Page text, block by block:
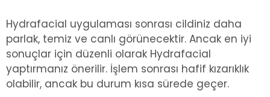
Hydrafacial uygulaması sonrası cildiniz daha
parlak, temiz ve canlı görünecektir. Ancak en iyi
sonuçlar için düzenli olarak Hydrafacial
yaptırmanız önerilir. İşlem sonrası hafif kızarıklık
olabilir, ancak bu durum kısa sürede geçer.